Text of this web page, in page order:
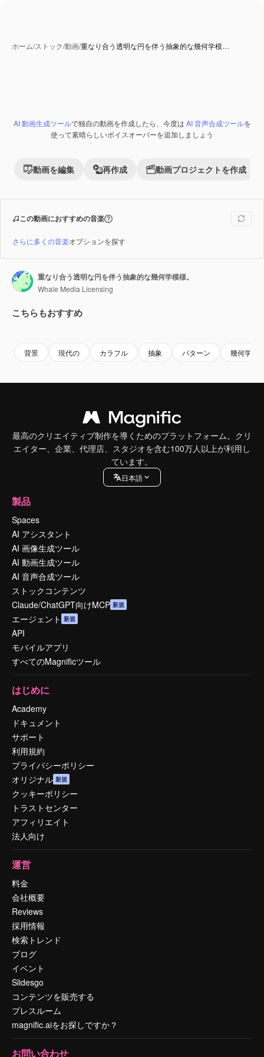
ホーム/ストック/動画/重なり合う透明な円を伴う抽象的な幾何学模…
PremiumAI 生成コンテンツ
AI 動画生成ツールで独自の動画を作成したら、今度は AI 音声合成ツールを
使って素晴らしいボイスオーバーを追加しましょう
動画を編集 再作成 動画プロジェクトを作成
この動画におすすめの音楽
さらに多くの音楽オプションを探す
重なり合う透明な円を伴う抽象的な幾何学模様。
Whale Media Licensing
こちらもおすすめ
背景 現代の カラフル 抽象 パターン 幾何学的
最高のクリエイティブ制作を導くためのプラットフォーム。クリ
エイター、企業、代理店、スタジオを含む100万人以上が利用し
ています。
日本語
製品
Spaces
AI アシスタント
AI 画像生成ツール
AI 動画生成ツール
AI 音声合成ツール
ストックコンテンツ
Claude/ChatGPT向けMCP 新規
エージェント 新規
API
モバイルアプリ
すべてのMagnificツール
はじめに
Academy
ドキュメント
サポート
利用規約
プライバシーポリシー
オリジナル 新規
クッキーポリシー
トラストセンター
アフィリエイト
法人向け
運営
料金
会社概要
Reviews
採用情報
検索トレンド
ブログ
イベント
Slidesgo
コンテンツを販売する
プレスルーム
magnific.aiをお探しですか？
お問い合わせ